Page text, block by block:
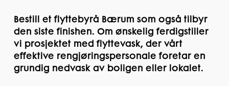
Bestill et flyttebyrå Bærum som også tilbyr
den siste finishen. Om ønskelig ferdigstiller
vi prosjektet med flyttevask, der vårt
effektive rengjøringspersonale foretar en
grundig nedvask av boligen eller lokalet.